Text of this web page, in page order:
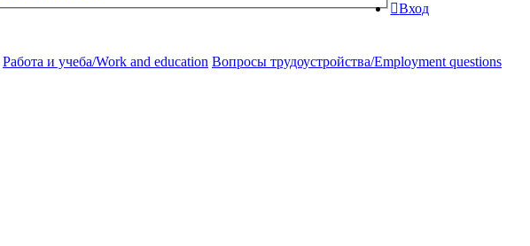
Вход
Работа и учеба/Work and education Вопросы трудоустройства/Employment questions